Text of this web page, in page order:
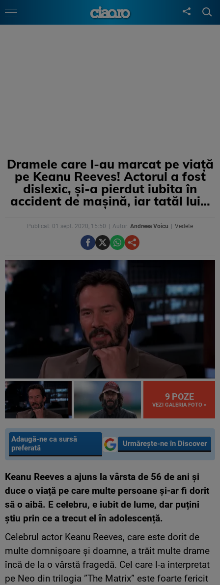
Dramele care l-au marcat pe viață
pe Keanu Reeves! Actorul a fost
dislexic, și-a pierdut iubita în
accident de mașină, iar tatăl lui…
Publicat: 01 sept. 2020, 15:50 Autor: Andreea Voicu Vedete
9 POZE
VEZI GALERIA FOTO »
Adaugă-ne ca sursă
preferată
Urmărește-ne în Discover
Keanu Reeves a ajuns la vârsta de 56 de ani și
duce o viață pe care multe persoane și-ar fi dorit
să o aibă. E celebru, e iubit de lume, dar puțini
știu prin ce a trecut el în adolescență.
Celebrul actor Keanu Reeves, care este dorit de
multe domnișoare și doamne, a trăit multe drame
încă de la o vârstă fragedă. Cel care l-a interpretat
pe Neo din trilogia ”The Matrix” este foarte fericit